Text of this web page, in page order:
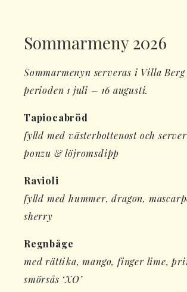
Sommarmeny 2026
Sommarmenyn serveras i Villa
perioden 1 juli – 16 augusti.
Tapiocabröd
fylld med västerbottenost och
ponzu & löjromsdipp
Ravioli
fylld med hummer, dragon,
sherry
Regnbåge
med rättika, mango, finger lime,
smörsås ‘XO’